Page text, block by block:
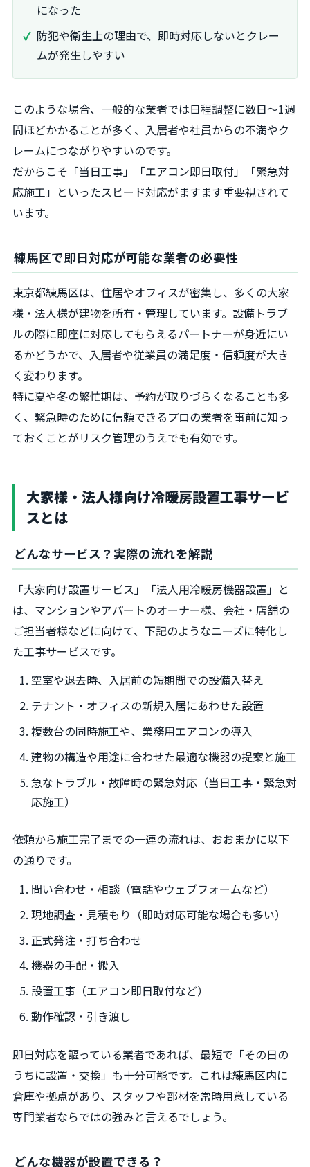
になった
防犯や衛生上の理由で、即時対応しないとクレー
ムが発生しやすい
このような場合、一般的な業者では日程調整に数日〜1週
間ほどかかることが多く、入居者や社員からの不満やク
レームにつながりやすいのです。
だからこそ「当日工事」「エアコン即日取付」「緊急対
応施工」といったスピード対応がますます重要視されて
います。
練馬区で即日対応が可能な業者の必要性
東京都練馬区は、住居やオフィスが密集し、多くの大家
様・法人様が建物を所有・管理しています。設備トラブ
ルの際に即座に対応してもらえるパートナーが身近にい
るかどうかで、入居者や従業員の満足度・信頼度が大き
く変わります。
特に夏や冬の繁忙期は、予約が取りづらくなることも多
く、緊急時のために信頼できるプロの業者を事前に知っ
ておくことがリスク管理のうえでも有効です。
大家様・法人様向け冷暖房設置工事サービ
スとは
どんなサービス？実際の流れを解説
「大家向け設置サービス」「法人用冷暖房機器設置」と
は、マンションやアパートのオーナー様、会社・店舗の
ご担当者様などに向けて、下記のようなニーズに特化し
た工事サービスです。
空室や退去時、入居前の短期間での設備入替え
テナント・オフィスの新規入居にあわせた設置
複数台の同時施工や、業務用エアコンの導入
建物の構造や用途に合わせた最適な機器の提案と施工
急なトラブル・故障時の緊急対応（当日工事・緊急対
応施工）
依頼から施工完了までの一連の流れは、おおまかに以下
の通りです。
問い合わせ・相談（電話やウェブフォームなど）
現地調査・見積もり（即時対応可能な場合も多い）
正式発注・打ち合わせ
機器の手配・搬入
設置工事（エアコン即日取付など）
動作確認・引き渡し
即日対応を謳っている業者であれば、最短で「その日の
うちに設置・交換」も十分可能です。これは練馬区内に
倉庫や拠点があり、スタッフや部材を常時用意している
専門業者ならではの強みと言えるでしょう。
どんな機器が設置できる？